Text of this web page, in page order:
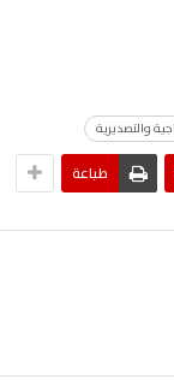
والتصديرية
طباعة